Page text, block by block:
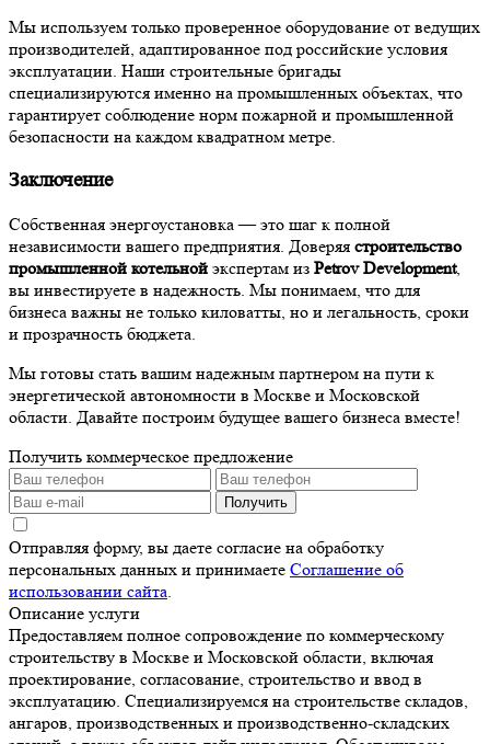
Мы используем только проверенное оборудование от ведущих
производителей, адаптированное под российские условия
эксплуатации. Наши строительные бригады
специализируются именно на промышленных объектах, что
гарантирует соблюдение норм пожарной и промышленной
безопасности на каждом квадратном метре.
Заключение
Собственная энергоустановка — это шаг к полной
независимости вашего предприятия. Доверяя строительство
промышленной котельной экспертам из Petrov Development,
вы инвестируете в надежность. Мы понимаем, что для
бизнеса важны не только киловатты, но и легальность, сроки
и прозрачность бюджета.
Мы готовы стать вашим надежным партнером на пути к
энергетической автономности в Москве и Московской
области. Давайте построим будущее вашего бизнеса вместе!
Получить коммерческое предложение
Получить
Отправляя форму, вы даете согласие на обработку
персональных данных и принимаете Соглашение об
использовании сайта.
Описание услуги
Предоставляем полное сопровождение по коммерческому
строительству в Москве и Московской области, включая
проектирование, согласование, строительство и ввод в
эксплуатацию. Специализируемся на строительстве складов,
ангаров, производственных и производственно-складских